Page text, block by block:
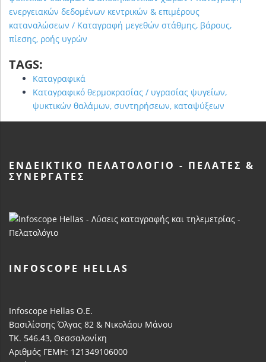
TAGS:
Καταγραφικά
Καταγραφικό θερμοκρασίας / υγρασίας ψυγείων,
ψυκτικών θαλάμων, συντηρήσεων, καταψύξεων
ΕΝΔΕΙΚΤΙΚΌ ΠΕΛΑΤΟΛΌΓΙΟ - ΠΕΛΆΤΕΣ &
ΣΥΝΕΡΓΆΤΕΣ
INFOSCOPE HELLAS
Infoscope Hellas Ο.Ε.
Βασιλίσσης Όλγας 82 & Νικολάου Μάνου
ΤΚ. 546.43, Θεσσαλονίκη
Αριθμός ΓΕΜΗ: 121349106000